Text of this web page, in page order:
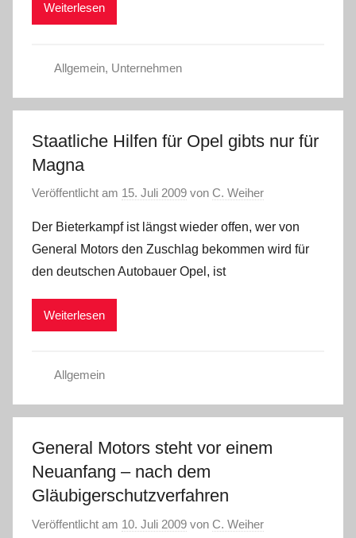
Weiterlesen
Allgemein, Unternehmen
Staatliche Hilfen für Opel gibts nur für
Magna
Veröffentlicht am 15. Juli 2009 von C. Weiher
Der Bieterkampf ist längst wieder offen, wer von
General Motors den Zuschlag bekommen wird für
den deutschen Autobauer Opel, ist
Weiterlesen
Allgemein
General Motors steht vor einem
Neuanfang – nach dem
Gläubigerschutzverfahren
Veröffentlicht am 10. Juli 2009 von C. Weiher